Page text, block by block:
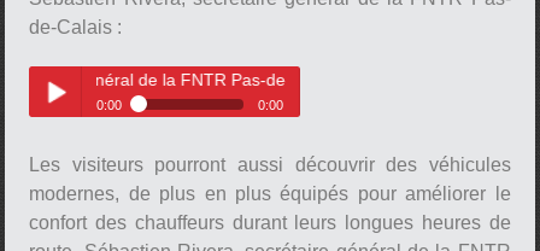
de-Calais :
Play /
de la FNTR Pas-de-Calais
0:00 0:00
général de la FNTR Pas-de-
Calais
Les visiteurs pourront aussi découvrir des véhicules
modernes, de plus en plus équipés pour améliorer le
confort des chauffeurs durant leurs longues heures de